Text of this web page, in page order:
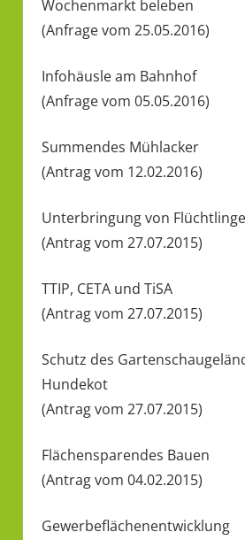
Wochenmarkt beleben
(Anfrage vom 25.05.2016)
Infohäusle am Bahnhof
(Anfrage vom 05.05.2016)
Summendes Mühlacker
(Antrag vom 12.02.2016)
Unterbringung von
(Antrag vom 27.07.2015)
TTIP, CETA und TiSA
(Antrag vom 27.07.2015)
Schutz des
Hundekot
(Antrag vom 27.07.2015)
Flächensparendes Bauen
(Antrag vom 04.02.2015)
Gewerbeflächenentwicklung